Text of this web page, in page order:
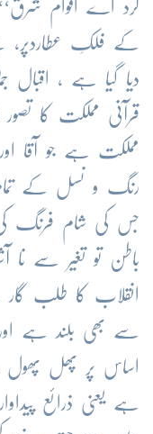
کرد اے اقوام
کے فلکِ عطاردپر،
دیا گیا ہے ، اقبال
قرآنی مملکت کا
مملکت ہے جو آقا
رنگ و نسل کے
جس کی شام فرنگ
باطن تو تغیر سے نا
انقلاب کا طلب
سے بھی بلند ہے
اساس پر پھل پھول
ہے یعنی ذرائع